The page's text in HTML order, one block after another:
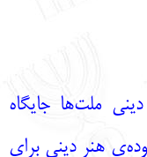
ملت‌ها جایگاه
هنر دینی برای